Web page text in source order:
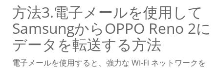
方法3.電子メールを使用して
SamsungからOPPO Reno 2に
データを転送する方法
電子メールを使用すると、強力な Wi-Fi ネットワークを